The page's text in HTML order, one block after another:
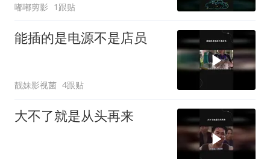
嘟嘟剪影 1跟贴
能插的是电源不是店员
靓妹影视菌 4跟贴
大不了就是从头再来